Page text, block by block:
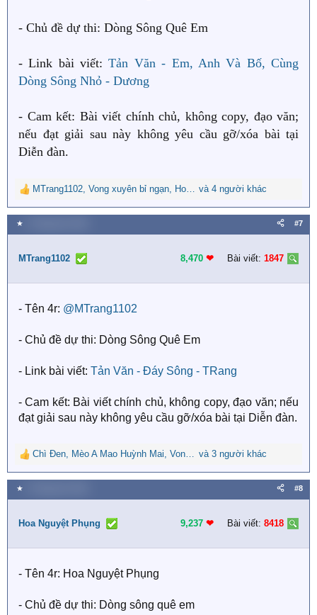
- Chủ đề dự thi: Dòng Sông Quê Em
- Link bài viết:Tản Văn - Em, Anh Và Bố, Cùng
Dòng Sông Nhỏ - Dương
- Cam kết: Bài viết chính chủ, không copy, đạo văn;
nếu đạt giải sau này không yêu cầu gỡ/xóa bài tại
Diễn đàn.
R
e
a
c
i
n
:
MTrang1102, Vong xuyên bỉ ngạn, Hoa Nguyệt Phụng và 4 người khác
★ #7
MTrang1102 8,470 ❤︎ Bài viết: 1847
- Tên 4r: @MTrang1102
- Chủ đề dự thi: Dòng Sông Quê Em
- Link bài viết: Tản Văn - Đáy Sông - TRang
- Cam kết: Bài viết chính chủ, không copy, đạo văn; nếu
đạt giải sau này không yêu cầu gỡ/xóa bài tại Diễn đàn.
R
e
a
c
i
n
:
Chì Đen, Mèo A Mao Huỳnh Mai, Vong xuyên bỉ ngạn và 3 người khác
★ #8
Hoa Nguyệt Phụng 9,237 ❤︎ Bài viết: 8418
- Tên 4r: Hoa Nguyệt Phụng
- Chủ đề dự thi: Dòng sông quê em